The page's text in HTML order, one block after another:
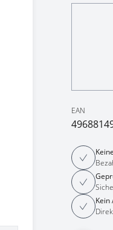
EAN
Kein